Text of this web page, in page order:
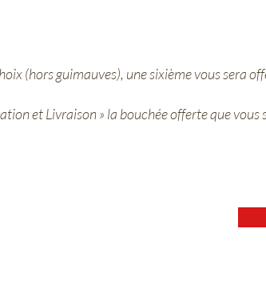
(hors guimauves), une sixième vous sera
et Livraison » la bouchée offerte que vous